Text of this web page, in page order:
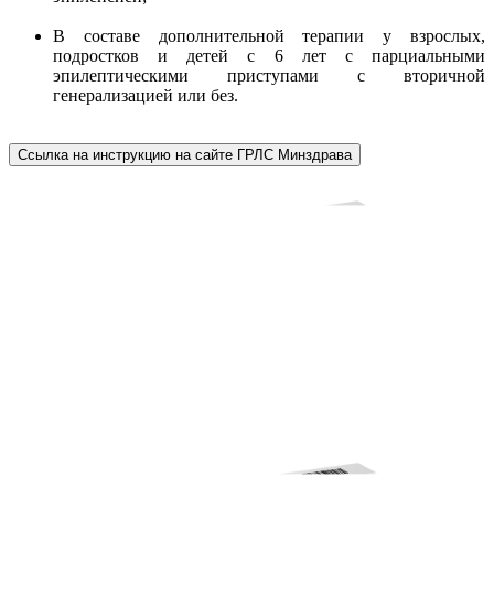
В составе дополнительной терапии у взрослых,
подростков и детей с 6 лет с парциальными
эпилептическими приступами с вторичной
генерализацией или без.
Ссылка на инструкцию на сайте ГРЛС Минздрава